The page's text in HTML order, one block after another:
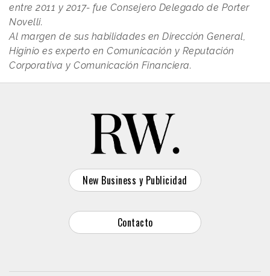
entre 2011 y 2017- fue Consejero Delegado de Porter
Novelli.
Al margen de sus habilidades en Dirección General,
Higinio es experto en Comunicación y Reputación
Corporativa y Comunicación Financiera.
New Business y Publicidad
Contacto